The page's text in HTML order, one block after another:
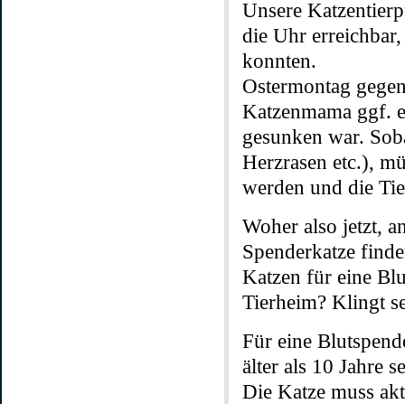
Unsere
die Uhr
konnten.
Ostermontag
Katzenmama ggf.
gesunken war.
Herzrasen etc.),
werden und die
Woher also jetzt,
Spenderkatze
Katzen für eine
Tierheim? Klingt
Für eine
älter als 10 Jahre
Die Katze muss